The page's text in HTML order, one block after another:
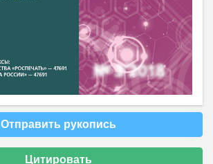
Отправить рукопись
Цитировать